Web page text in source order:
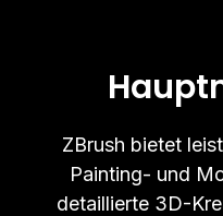
ZBrush bietet
Painting- und
detaillierte 3D-